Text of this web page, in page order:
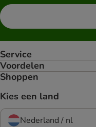
Service
Voordelen
Shoppen
Kies een land
Nederland / nl